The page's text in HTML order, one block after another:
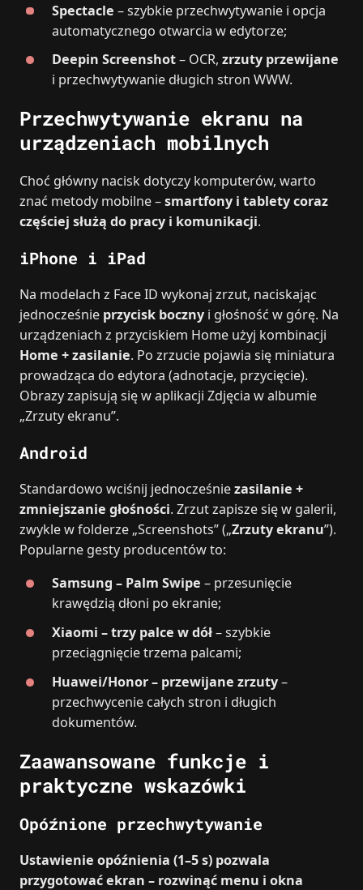
Spectacle – szybkie przechwytywanie i opcja
automatycznego otwarcia w edytorze;
Deepin Screenshot– OCR,zrzuty przewijane
i przechwytywanie długich stron WWW.
Przechwytywanie ekranu na
urządzeniach mobilnych
Choć główny nacisk dotyczy komputerów, warto
znać metody mobilne –smartfony i tablety coraz
częściej służą do pracy i komunikacji.
iPhone i iPad
Na modelach z Face ID wykonaj zrzut, naciskając
jednocześnie przycisk boczny i głośność w górę. Na
urządzeniach z przyciskiem Home użyj kombinacji
Home + zasilanie. Po zrzucie pojawia się miniatura
prowadząca do edytora (adnotacje, przycięcie).
Obrazy zapisują się w aplikacji Zdjęcia w albumie
„Zrzuty ekranu”.
Android
Standardowo wciśnij jednocześniezasilanie +
zmniejszanie głośności. Zrzut zapisze się w galerii,
zwykle w folderze „Screenshots” („Zrzuty ekranu”).
Popularne gesty producentów to:
Samsung – Palm Swipe – przesunięcie
krawędzią dłoni po ekranie;
Xiaomi – trzy palce w dół– szybkie
przeciągnięcie trzema palcami;
Huawei/Honor – przewijane zrzuty–
przechwycenie całych stron i długich
dokumentów.
Zaawansowane funkcje i
praktyczne wskazówki
Opóźnione przechwytywanie
Ustawienie opóźnienia (1–5 s) pozwala
przygotować ekran – rozwinąć menu i okna